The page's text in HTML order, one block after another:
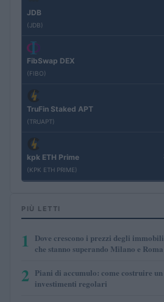
JDB
(JDB)
FibSwap DEX
(FIBO)
TruFin Staked APT
(TRUAPT)
kpk ETH Prime
(KPK ETH PRIME)
PIÙ LETTI
1
Dove crescono i prezzi degli
che stanno superando Milano e Roma
2 Piani di accumulo: come costruire
investimenti regolari